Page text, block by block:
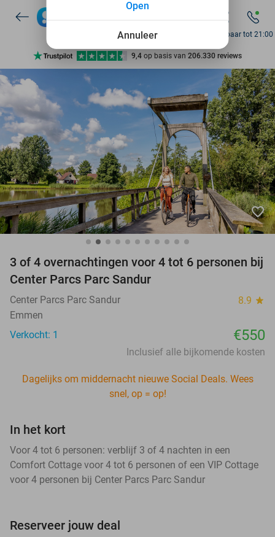
7 dagen per week beschikbaar
10+ miljoen leden
9,4 op basis van 206.330 reviews
7 dagen per week beschikbaar
10+ miljoen leden
Bereikbaar tot 21:00
favorite_border
3 of 4 overnachtingen voor 4 tot 6 personen bij
Center Parcs Parc Sandur
Center Parcs Parc Sandur 8.9 star
Emmen
Verkocht: 1
€550
Inclusief alle bijkomende kosten
Dagelijks om middernacht nieuwe Social Deals. Wees
snel, op = op!
In het kort
Voor 4 tot 6 personen: verblijf 3 of 4 nachten in een
Comfort Cottage voor 4 tot 6 personen of een VIP Cottage
voor 4 personen bij Center Parcs Parc Sandur
Reserveer jouw deal
Annuleer
Open